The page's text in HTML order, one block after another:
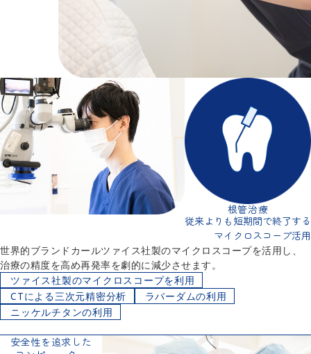
根管治療
従来よりも短期間で終了する
マイクロスコープ活用
世界的ブランドカールツァイス社製のマイクロスコープを活用し、
治療の精度を高め再発率を劇的に減少させます。
ツァイス社製のマイクロスコープを利用
CTによる三次元精密分析
ラバーダムの利用
ニッケルチタンの利用
安全性を追求した